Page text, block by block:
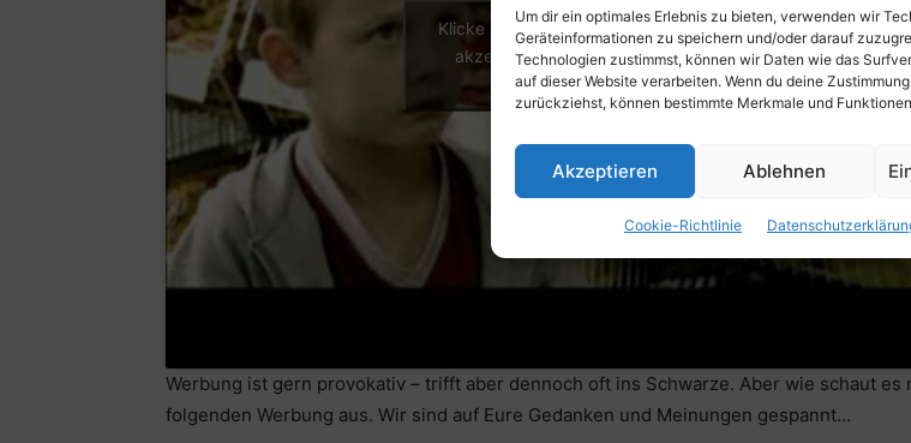
Um dir ein optimales Erlebnis zu bieten, verwenden wir
Geräteinformationen zu speichern und/oder darauf
Technologien zustimmst, können wir Daten wie das
auf dieser Website verarbeiten. Wenn du deine
zurückziehst, können bestimmte Merkmale und
Akzeptieren Ablehnen
Cookie-Richtlinie
Klicke hier, um Marketing-Cookies zu
akzeptieren und diesen Inhalt zu
aktivieren
Werbung ist gern provokativ – trifft aber dennoch oft ins Schwarze. Aber wie schaut es
folgenden Werbung aus. Wir sind auf Eure Gedanken und Meinungen gespannt…